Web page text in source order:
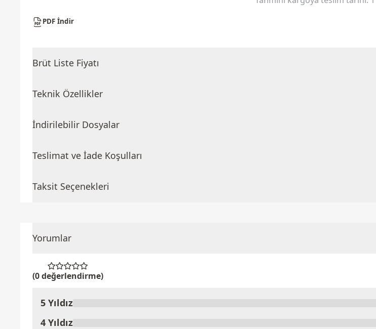
PDF İndir
Brüt Liste Fiyatı
Teknik Özellikler
İndirilebilir Dosyalar
Teslimat ve İade Koşulları
Taksit Seçenekleri
Yorumlar
(0 değerlendirme)
Ürünü Değerlendir
5 Yıldız
4 Yıldız